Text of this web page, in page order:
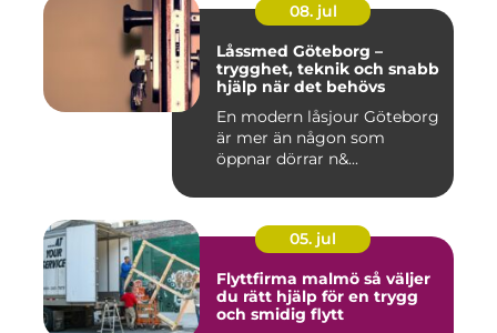
08. jul
Låssmed Göteborg –
trygghet, teknik och snabb
hjälp när det behövs
En modern låsjour Göteborg
är mer än någon som
öppnar dörrar n&...
05. jul
Flyttfirma malmö så väljer
du rätt hjälp för en trygg
och smidig flytt